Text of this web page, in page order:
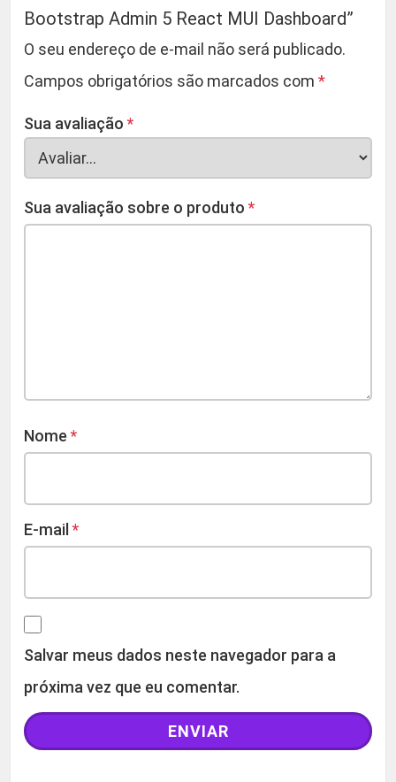
Bootstrap Admin 5 React MUI Dashboard”
O seu endereço de e-mail não será publicado.
Campos obrigatórios são marcados com *
Sua avaliação *
Sua avaliação sobre o produto *
Nome *
E-mail *
Salvar meus dados neste navegador para a
próxima vez que eu comentar.